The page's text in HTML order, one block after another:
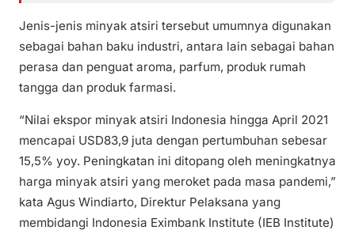
Jenis-jenis minyak atsiri tersebut umumnya digunakan
sebagai bahan baku industri, antara lain sebagai bahan
perasa dan penguat aroma, parfum, produk rumah
tangga dan produk farmasi.
“Nilai ekspor minyak atsiri Indonesia hingga April 2021
mencapai USD83,9 juta dengan pertumbuhan sebesar
15,5% yoy. Peningkatan ini ditopang oleh meningkatnya
harga minyak atsiri yang meroket pada masa pandemi,”
kata Agus Windiarto, Direktur Pelaksana yang
membidangi Indonesia Eximbank Institute (IEB Institute)